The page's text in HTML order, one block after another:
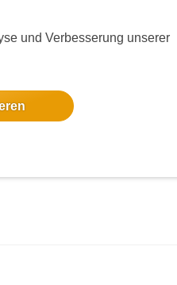
und Verbesserung unserer